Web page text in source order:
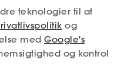
med. Du skal fx
feriepenge og
Er du det
noget af det
teknologier til at
og
med Google's
og kontrol